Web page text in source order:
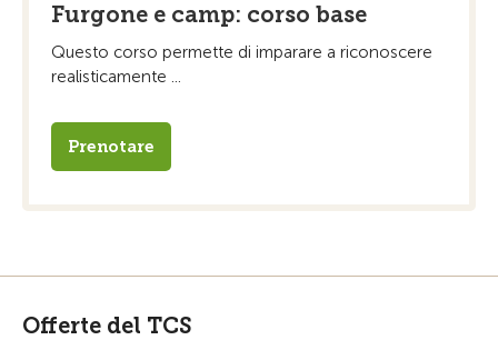
Furgone e camp: corso base
Questo corso permette di imparare a riconoscere
realisticamente ...
Prenotare
Offerte del TCS